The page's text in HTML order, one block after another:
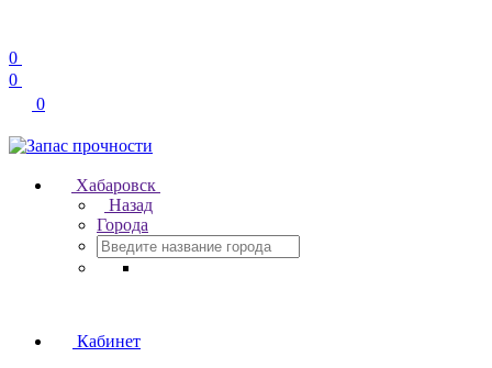
0
0
0
Хабаровск
Назад
Города
Кабинет